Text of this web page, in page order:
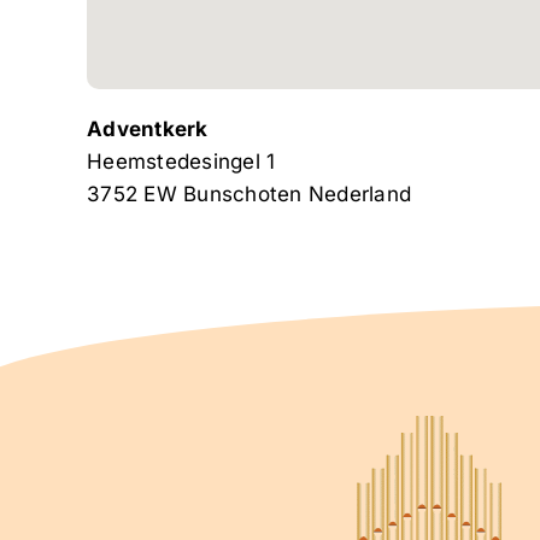
Adventkerk
Heemstedesingel 1
3752 EW Bunschoten Nederland